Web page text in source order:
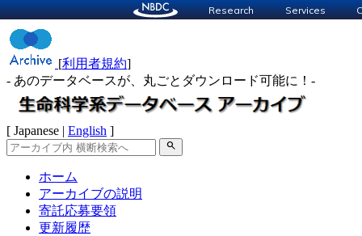
Research Services
[利用者規約]
- あのデータベースが、丸ごとダウンロード可能に！-
[ Japanese | English ]
search
ホーム
アーカイブの説明
寄託応募要領
更新履歴